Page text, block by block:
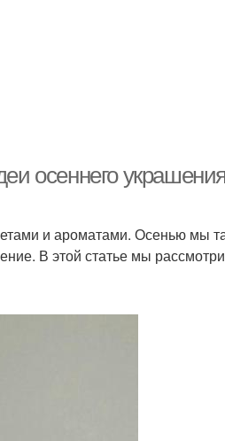
осеннего
и ароматами. Осенью мы
В этой статье мы